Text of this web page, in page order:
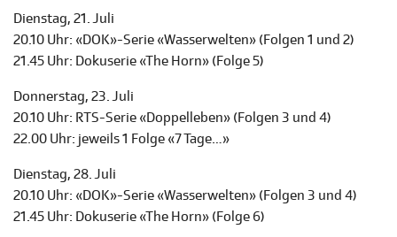
Dienstag, 21. Juli
20.10 Uhr: «DOK»-Serie «Wasserwelten» (Folgen 1 und 2)
21.45 Uhr: Dokuserie «The Horn» (Folge 5)
Donnerstag, 23. Juli
20.10 Uhr: RTS-Serie «Doppelleben» (Folgen 3 und 4)
22.00 Uhr: jeweils 1 Folge «7 Tage…»
Dienstag, 28. Juli
20.10 Uhr: «DOK»-Serie «Wasserwelten» (Folgen 3 und 4)
21.45 Uhr: Dokuserie «The Horn» (Folge 6)